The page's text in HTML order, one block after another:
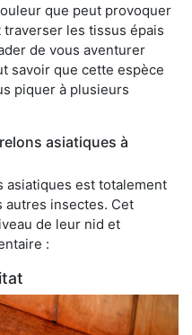
que peut provoquer
les tissus épais
de vous aventurer
savoir que cette espèce
piquer à plusieurs
asiatiques à
asiatiques est totalement
insectes. Cet
de leur nid et
: